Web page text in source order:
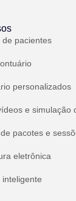
de pacientes
personalizados
e simulação
pacotes e
eletrônica
inteligente